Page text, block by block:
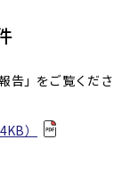
告」をご覧くださ
）